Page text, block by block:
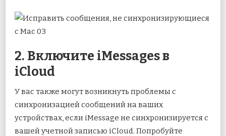
2. Включите iMessages в
iCloud
У вас также могут возникнуть проблемы с
синхронизацией сообщений на ваших
устройствах, если iMessage не синхронизируется с
вашей учетной записью iCloud. Попробуйте